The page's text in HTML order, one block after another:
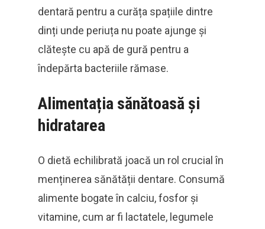
dentară pentru a curăța spațiile dintre
dinți unde periuța nu poate ajunge și
clătește cu apă de gură pentru a
îndepărta bacteriile rămase.
Alimentația sănătoasă și
hidratarea
O dietă echilibrată joacă un rol crucial în
menținerea sănătății dentare. Consumă
alimente bogate în calciu, fosfor și
vitamine, cum ar fi lactatele, legumele